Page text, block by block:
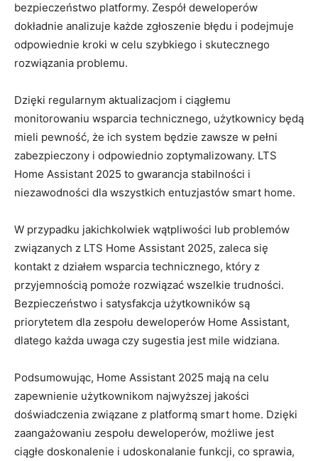
bezpieczeństwo platformy. Zespół deweloperów
dokładnie ‍analizuje każde zgłoszenie błędu i podejmuje
odpowiednie kroki w celu szybkiego i skutecznego‌
rozwiązania problemu.
Dzięki‍ regularnym aktualizacjom i ciągłemu
monitorowaniu wsparcia technicznego, ‌użytkownicy‌ będą
mieli pewność, że ich ⁤system będzie zawsze ⁢w pełni
zabezpieczony i odpowiednio zoptymalizowany. LTS
Home Assistant 2025 to gwarancja stabilności i
niezawodności⁢ dla wszystkich entuzjastów ​smart⁢ home.
W przypadku jakichkolwiek⁣ wątpliwości lub problemów
związanych z LTS Home Assistant 2025, zaleca się
kontakt z działem wsparcia technicznego, który ‌z
przyjemnością pomoże rozwiązać wszelkie trudności.
Bezpieczeństwo‍ i satysfakcja ⁣użytkowników są
priorytetem dla zespołu deweloperów Home Assistant,
dlatego każda uwaga czy sugestia jest mile widziana.
Podsumowując, Home Assistant 2025 mają na celu
zapewnienie użytkownikom​ najwyższej jakości
doświadczenia związane z platformą smart home. Dzięki
zaangażowaniu zespołu deweloperów, możliwe jest
ciągłe ​doskonalenie i udoskonalanie funkcji, co sprawia,